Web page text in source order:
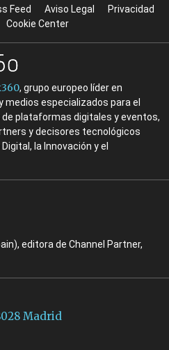
Feed Aviso Legal
Privacidad
Cookie Center
, grupo europeo líder en
especializados para el
plataformas digitales y eventos,
y decisores tecnológicos
la Innovación y el
editora de Channel Partner,
Madrid